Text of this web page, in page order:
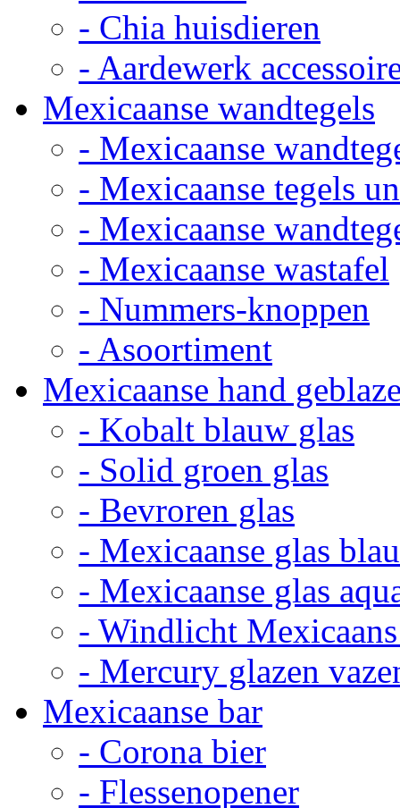
- Chia huisdieren
- Aardewerk
Mexicaanse wandtegels
- Mexicaanse
- Mexicaanse tegels
- Mexicaanse
- Mexicaanse wastafel
- Nummers-knoppen
- Asoortiment
Mexicaanse hand
- Kobalt blauw glas
- Solid groen glas
- Bevroren glas
- Mexicaanse glas
- Mexicaanse glas
- Windlicht
- Mercury glazen
Mexicaanse bar
- Corona bier
- Flessenopener